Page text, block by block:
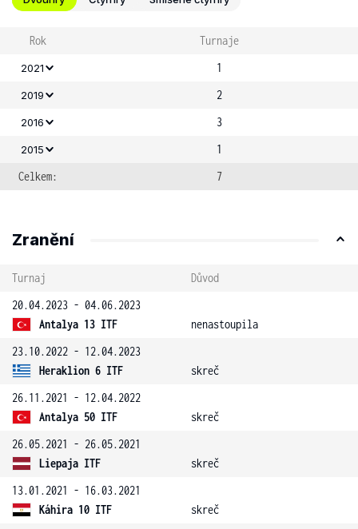
Rok Turnaje
2021 1
2019 2
2016 3
2015
1
Celkem:
7
Zranění
Turnaj
Důvod
20.04.2023 - 04.06.2023
Antalya 13 ITF
nenastoupila
23.10.2022 - 12.04.2023
Heraklion 6 ITF
skreč
26.11.2021 - 12.04.2022
Antalya 50 ITF
skreč
26.05.2021 - 26.05.2021
Liepaja ITF
skreč
13.01.2021 - 16.03.2021
Káhira 10 ITF
skreč